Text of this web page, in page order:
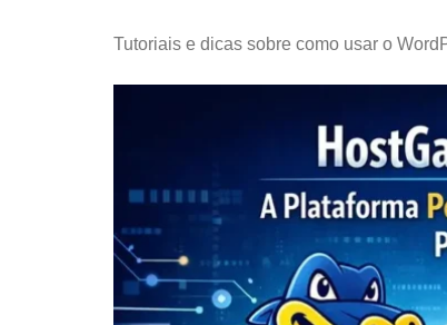
Tutoriais e dicas sobre como usar o